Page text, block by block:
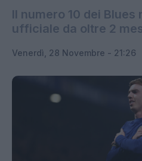
Il numero 10 dei
ufficiale da oltre 2
Venerdì, 28 Novembre - 21:26